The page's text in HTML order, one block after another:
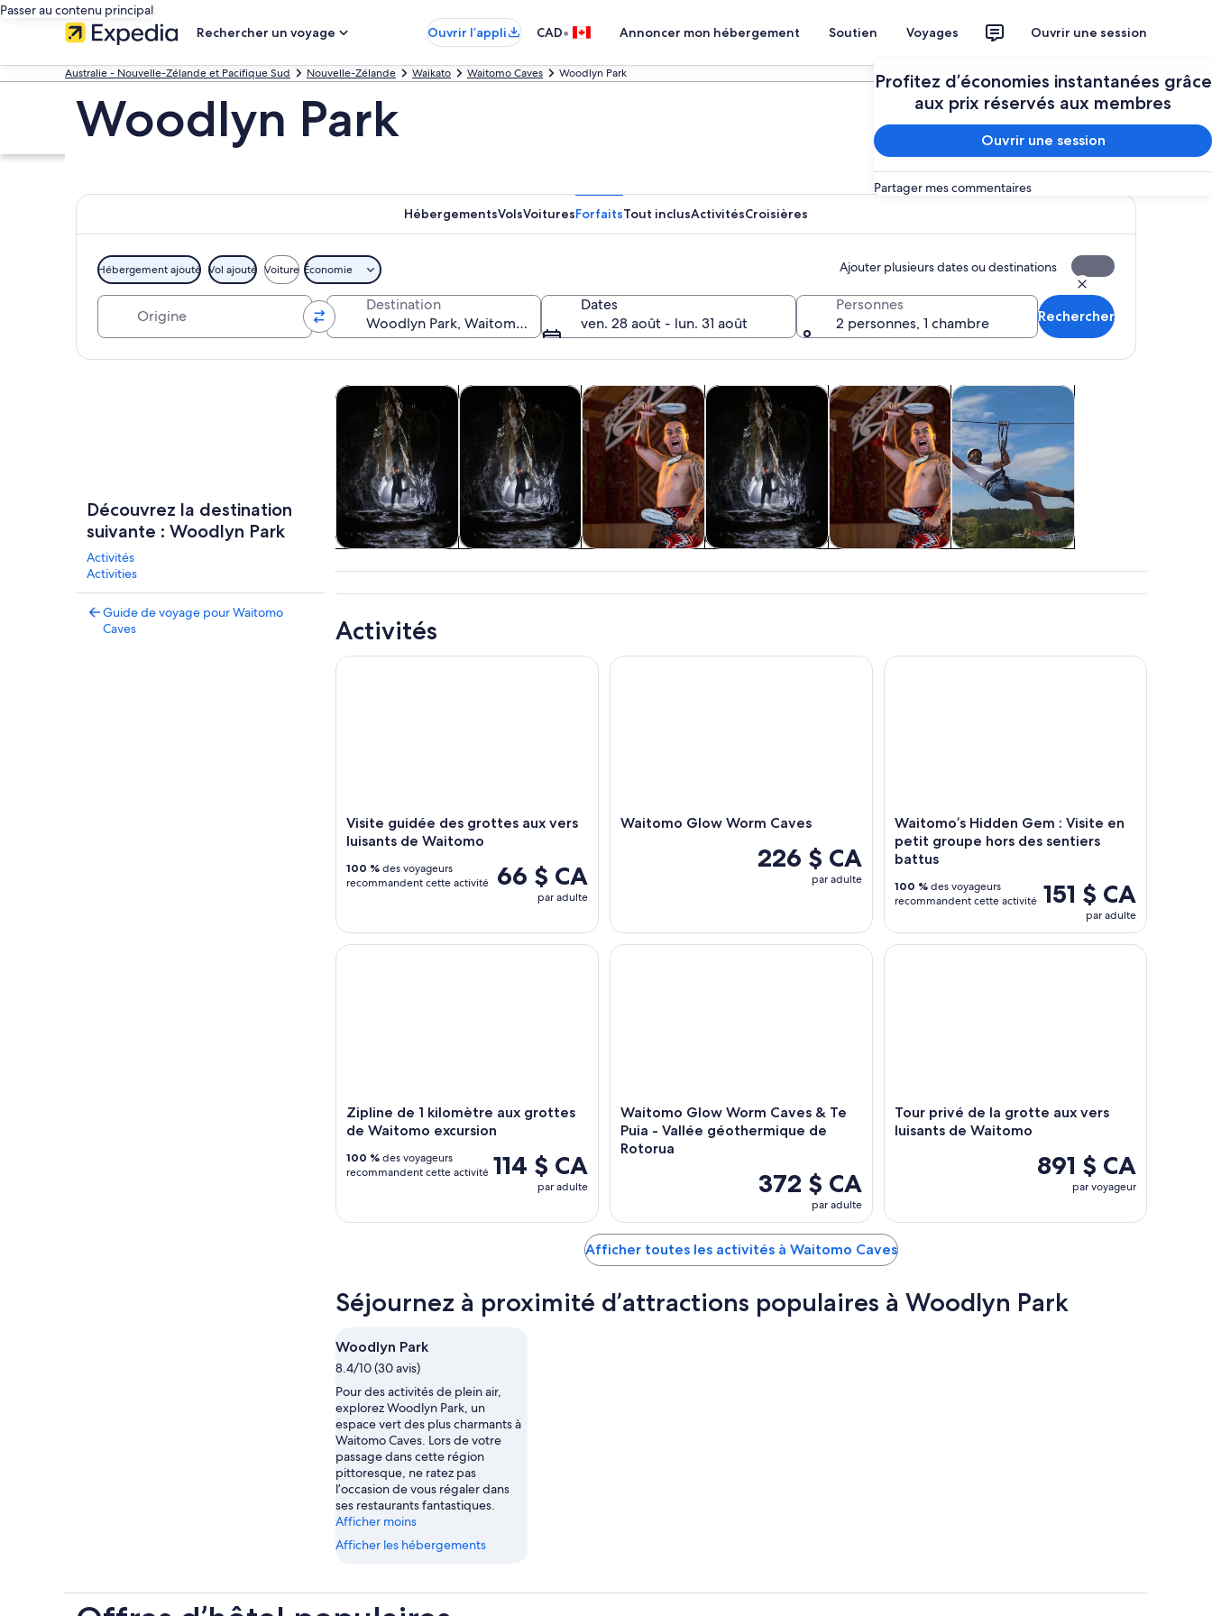
Passer au contenu principal
Rechercher un voyage
Ouvrir l’appli CAD• Annoncer mon hébergement Soutien Voyages Ouvrir une session
Profitez d’économies instantanées grâce
aux prix réservés aux membres
Ouvrir une session
Partager mes commentaires
Australie - Nouvelle-Zélande et Pacifique Sud Nouvelle-Zélande Waikato Waitomo Caves Woodlyn Park Planifier mon voyage
Woodlyn Park
HébergementsVolsVoituresForfaitsTout inclusActivitésCroisières
Hébergement ajouté Vol ajouté Voiture Économie Ajouter plusieurs dates ou destinations
Destination
Dates
ven. 28 août - lun. 31 août
Personnes
2 personnes, 1 chambre
Rechercher
Découvrez la destination
suivante : Woodlyn Park
Activités
Activities
Guide de voyage pour Waitomo
Caves
touristiques et
excursions d’un
Visites touristiques et excursions d’un jour S’ouvre dans un nouvel onglet
bateau et
croisières
Excursions en bateau et croisièresS’ouvre dans un nouvel onglet
et personnalisées
Excursions privées et personnaliséesS’ouvre dans un nouvel onglet
nautiques
Activités nautiquesS’ouvre dans un nouvel onglet
Histoire et cultureS’ouvre dans un nouvel onglet
air
Aventure et plein air
Activités
Visite guidée des grottes aux vers
luisants de Waitomo
66 $ CA
par adulte
100 % des voyageurs
recommandent cette activité
Visite guidée des grottes aux vers luisants de Waitomo
Waitomo Glow Worm Caves
226 $ CA
par adulte
Waitomo Glow Worm Caves
Waitomo’s Hidden Gem : Visite en
petit groupe hors des sentiers
battus
151 $ CA
par adulte
100 % des voyageurs
recommandent cette activité
Waitomo’s Hidden Gem : Visite en petit groupe
Zipline de 1 kilomètre aux grottes
de Waitomo excursion
114 $ CA
par adulte
100 % des voyageurs
recommandent cette activité
Zipline de 1 kilomètre aux grottes de Waitomo excursion
Waitomo Glow Worm Caves & Te
Puia - Vallée géothermique de
Rotorua
372 $ CA
par adulte
Waitomo Glow Worm Caves & Te Puia - Vallée géothermique de Rotorua
Tour privé de la grotte aux vers
luisants de Waitomo
891 $ CA
par voyageur
Tour privé de la grotte aux vers luisants de
Afficher toutes les activités à Waitomo Caves
Séjournez à proximité d’attractions populaires à Woodlyn Park
Woodlyn Park
8.4/10 (30 avis)
Pour des activités de plein air,
explorez Woodlyn Park, un
espace vert des plus charmants à
Waitomo Caves. Lors de votre
passage dans cette région
pittoresque, ne ratez pas
l’occasion de vous régaler dans
ses restaurants fantastiques.
Afficher moins
Afficher les hébergements